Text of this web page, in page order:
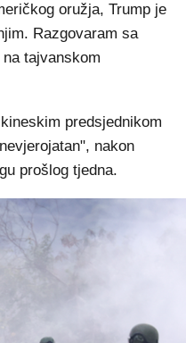
oružja, Trump je
Razgovaram sa
tajvanskom
predsjednikom
nakon
prošlog tjedna.